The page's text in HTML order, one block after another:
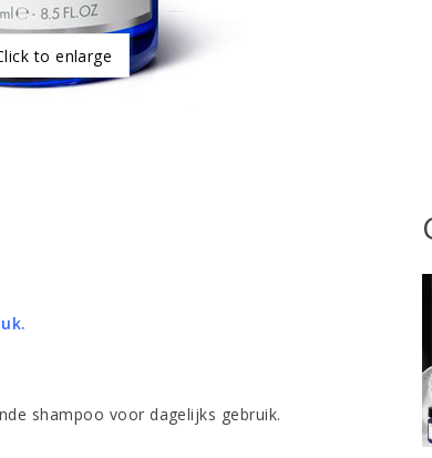
to enlarge
shampoo voor dagelijks gebruik.